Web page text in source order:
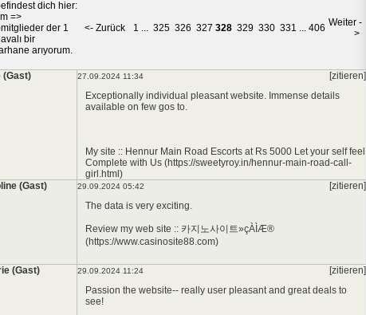
dich hier:
=>
der 1
bir
arıyorum.
<- Zurück 1 ... 325 326 327 328 329 330 331 ... 406 Weiter -
>
(Gast) 27.09.2024 11:34
[zitieren]
Exceptionally individual pleasant website. Immense details
available on few gos to.
My site :: Hennur Main Road Escorts at Rs 5000 Let your self feel
Complete with Us (https://sweetyroy.in/hennur-main-road-call-
girl.html)
(Gast)
29.09.2024 05:42
[zitieren]
The data is very exciting.
Review my web site :: 카지노사이트»çÀÌÆ®
(https://www.casinosite88.com)
(Gast) 29.09.2024 11:24
[zitieren]
Passion the website-- really user pleasant and great deals to
see!